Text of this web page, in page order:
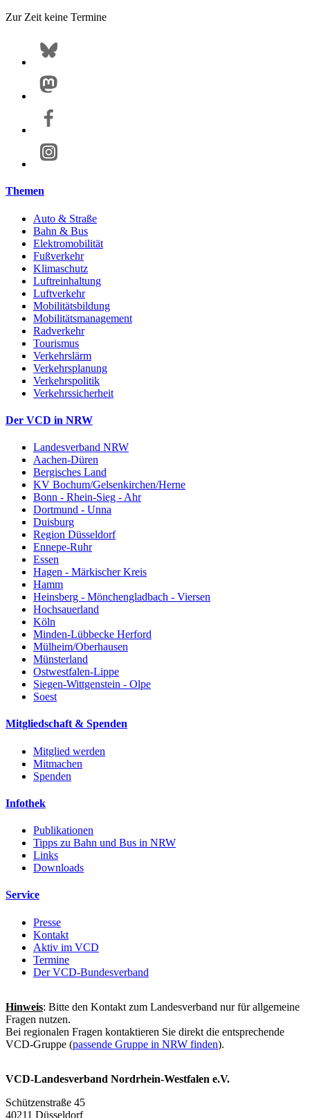
Zur Zeit keine Termine
Themen
Auto & Straße
Bahn & Bus
Elektromobilität
Fußverkehr
Klimaschutz
Luftreinhaltung
Luftverkehr
Mobilitätsbildung
Mobilitätsmanagement
Radverkehr
Tourismus
Verkehrslärm
Verkehrsplanung
Verkehrspolitik
Verkehrssicherheit
Der VCD in NRW
Landesverband NRW
Aachen-Düren
Bergisches Land
KV Bochum/Gelsenkirchen/Herne
Bonn - Rhein-Sieg - Ahr
Dortmund - Unna
Duisburg
Region Düsseldorf
Ennepe-Ruhr
Essen
Hagen - Märkischer Kreis
Hamm
Heinsberg - Mönchengladbach - Viersen
Hochsauerland
Köln
Minden-Lübbecke Herford
Mülheim/Oberhausen
Münsterland
Ostwestfalen-Lippe
Siegen-Wittgenstein - Olpe
Soest
Mitgliedschaft & Spenden
Mitglied werden
Mitmachen
Spenden
Infothek
Publikationen
Tipps zu Bahn und Bus in NRW
Links
Downloads
Service
Presse
Kontakt
Aktiv im VCD
Termine
Der VCD-Bundesverband
Hinweis: Bitte den Kontakt zum Landesverband nur für allgemeine
Fragen nutzen.
Bei regionalen Fragen kontaktieren Sie direkt die entsprechende
VCD-Gruppe (passende Gruppe in NRW finden).
VCD-Landesverband Nordrhein-Westfalen e.V.
Schützenstraße 45
40211 Düsseldorf